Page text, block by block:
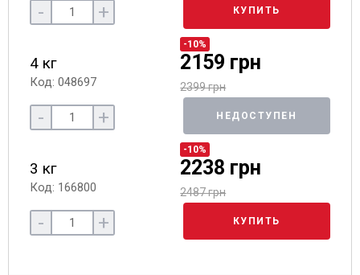
- + КУПИТЬ
4 кг
Код: 048697
-10%
2159 грн
2399 грн
- + НЕДОСТУПЕН
3 кг
Код: 166800
-10%
2238 грн
2487 грн
- + КУПИТЬ